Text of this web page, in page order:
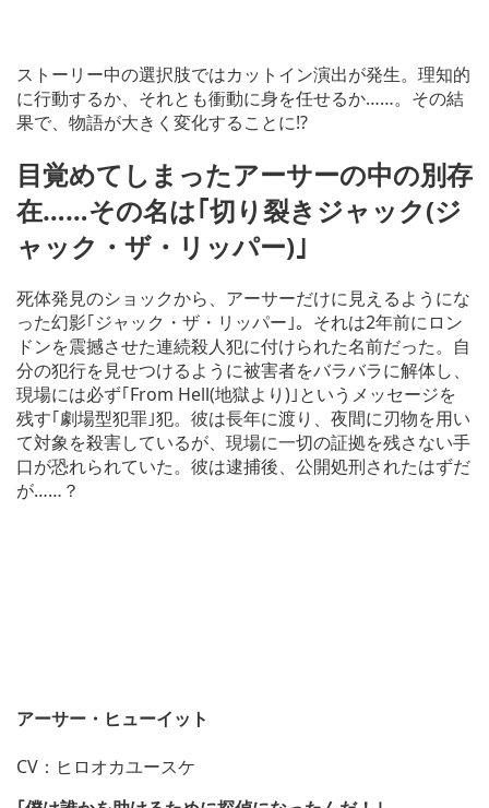
ストーリー中の選択肢ではカットイン演出が発生。理知的
に行動するか、それとも衝動に身を任せるか……。その結
果で、物語が大きく変化することに!?
目覚めてしまったアーサーの中の別存
在……その名は｢切り裂きジャック(ジ
ャック・ザ・リッパー)｣
死体発見のショックから、アーサーだけに見えるようにな
った幻影｢ジャック・ザ・リッパー｣。それは2年前にロン
ドンを震撼させた連続殺人犯に付けられた名前だった。自
分の犯行を見せつけるように被害者をバラバラに解体し、
現場には必ず｢From Hell(地獄より)｣というメッセージを
残す｢劇場型犯罪｣犯。彼は長年に渡り、夜間に刃物を用い
て対象を殺害しているが、現場に一切の証拠を残さない手
口が恐れられていた。彼は逮捕後、公開処刑されたはずだ
が……？
アーサー・ヒューイット
CV：ヒロオカユースケ